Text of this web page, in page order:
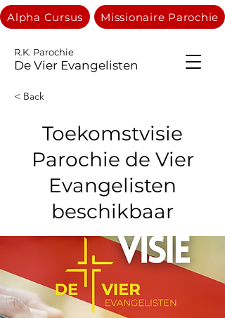
R.K. Parochie
De Vier Evangelisten
Alpha Cursus Missionaire Parochie
< Back
Toekomstvisie
Parochie de Vier
Evangelisten
beschikbaar